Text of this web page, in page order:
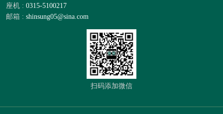
座机 : 0315-5100217
邮箱 : shinsung05@sina.com
扫码添加微信